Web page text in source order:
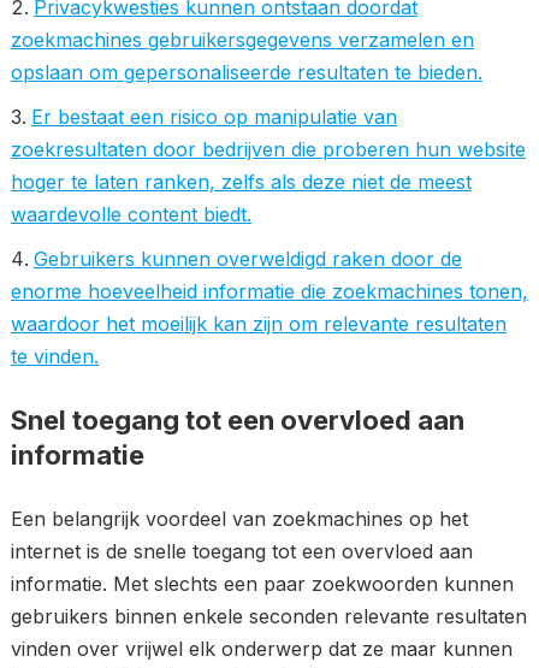
Privacykwesties kunnen ontstaan doordat
zoekmachines gebruikersgegevens verzamelen en
opslaan om gepersonaliseerde resultaten te bieden.
Er bestaat een risico op manipulatie van
zoekresultaten door bedrijven die proberen hun website
hoger te laten ranken, zelfs als deze niet de meest
waardevolle content biedt.
Gebruikers kunnen overweldigd raken door de
enorme hoeveelheid informatie die zoekmachines tonen,
waardoor het moeilijk kan zijn om relevante resultaten
te vinden.
Snel toegang tot een overvloed aan
informatie
Een belangrijk voordeel van zoekmachines op het
internet is de snelle toegang tot een overvloed aan
informatie. Met slechts een paar zoekwoorden kunnen
gebruikers binnen enkele seconden relevante resultaten
vinden over vrijwel elk onderwerp dat ze maar kunnen